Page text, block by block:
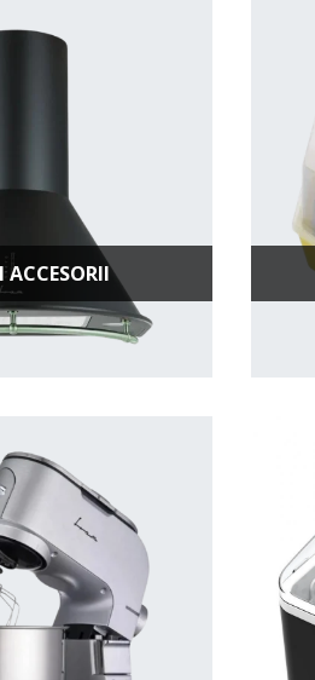
ACCESORII